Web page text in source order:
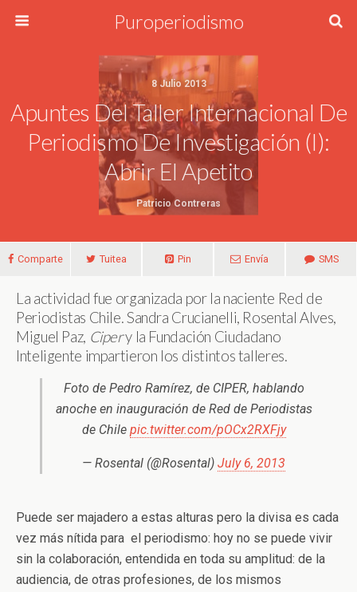
Puroperiodismo
8 Julio 2013
Apuntes Del Taller Internacional De
Periodismo De Investigación (I):
Abrir El Apetito
Patricio Contreras
Comparte Tuitea Pin Envía SMS
La actividad fue organizada por la naciente Red de
Periodistas Chile. Sandra Crucianelli, Rosental Alves,
Miguel Paz, Cipery la Fundación Ciudadano
Inteligente impartieron los distintos talleres.
Foto de Pedro Ramírez, de CIPER, hablando
anoche en inauguración de Red de Periodistas
de Chile pic.twitter.com/pOCx2RXFjy
— Rosental (@Rosental) July 6, 2013
Puede ser majadero a estas alturas pero la divisa es cada
vez más nítida para el periodismo: hoy no se puede vivir
sin la colaboración, entendida en toda su amplitud: de la
audiencia, de otras profesiones, de los mismos